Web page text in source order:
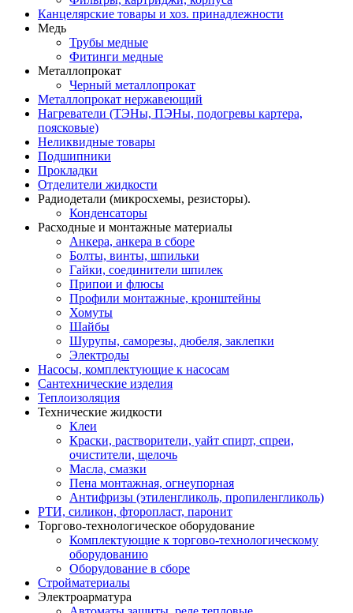
Канцелярские товары и хоз. принадлежности
Медь
Трубы медные
Фитинги медные
Металлопрокат
Черный металлопрокат
Металлопрокат нержавеющий
Нагреватели (ТЭНы, ПЭНы, подогревы картера,
поясковые)
Неликвидные товары
Подшипники
Прокладки
Отделители жидкости
Радиодетали (микросхемы, резисторы).
Конденсаторы
Расходные и монтажные материалы
Анкера, анкера в сборе
Болты, винты, шпильки
Гайки, соединители шпилек
Припои и флюсы
Профили монтажные, кронштейны
Хомуты
Шайбы
Шурупы, саморезы, дюбеля, заклепки
Электроды
Насосы, комплектующие к насосам
Сантехнические изделия
Теплоизоляция
Технические жидкости
Клеи
Краски, растворители, уайт спирт, спреи,
очистители, щелочь
Масла, смазки
Пена монтажная, огнеупорная
Антифризы (этиленгликоль, пропиленгликоль)
РТИ, силикон, фторопласт, паронит
Торгово-технологическое оборудование
Комплектующие к торгово-технологическому
оборудованию
Оборудование в сборе
Стройматериалы
Электроарматура